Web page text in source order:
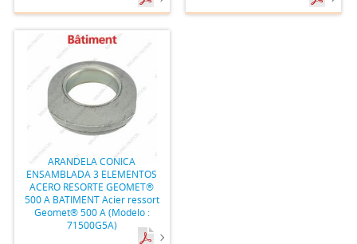
ARANDELA CONICA
ENSAMBLADA 3 ELEMENTOS
ACERO RESORTE GEOMET®
500 A BATIMENT Acier ressort
Geomet® 500 A (Modelo :
71500G5A)